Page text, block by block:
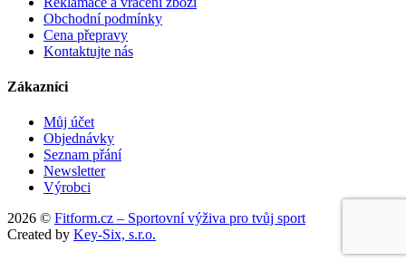
Obchodní podmínky
Cena přepravy
Kontaktujte nás
Zákazníci
Můj účet
Objednávky
Seznam přání
Newsletter
Výrobci
2026 © Fitform.cz – Sportovní výživa pro tvůj sport
Created by Key-Six, s.r.o.